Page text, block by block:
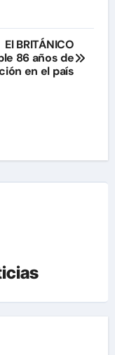
El BRITÁNICO
86 años de
en el país